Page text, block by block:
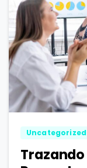
Uncategorized